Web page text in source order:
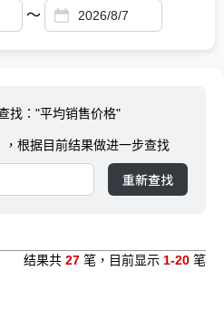
～
找："平均销售价格"
，根据目前结果做进一步查找
重新查找
结果共 27 笔，目前显示 1-20 笔